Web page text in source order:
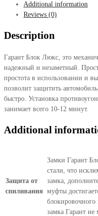
Skoda
2016-
quantity
Additional information
Reviews (0)
Description
Гарант Блок Люкс, это
надежный и незаметный.
простота в использовании и
позволит защитить
быстро. Установка
занимает всего 10-12 минут.
Additional
Защита от
спиливания
Замки Гарант
стали, что
замка,
муфты
замка Гарант не